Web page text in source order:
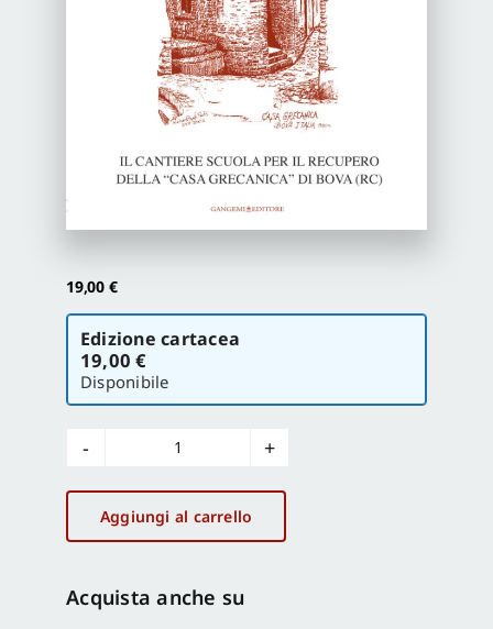
Proposte di pubblicazione
Gangemi Editore
Newsletter
19,00 €
Scegli
versione
Edizione cartacea
19,00 €
Disponibile
Il
cantiere
scuola
per
recupero
Aggiungi al carrello
Acquista anche su